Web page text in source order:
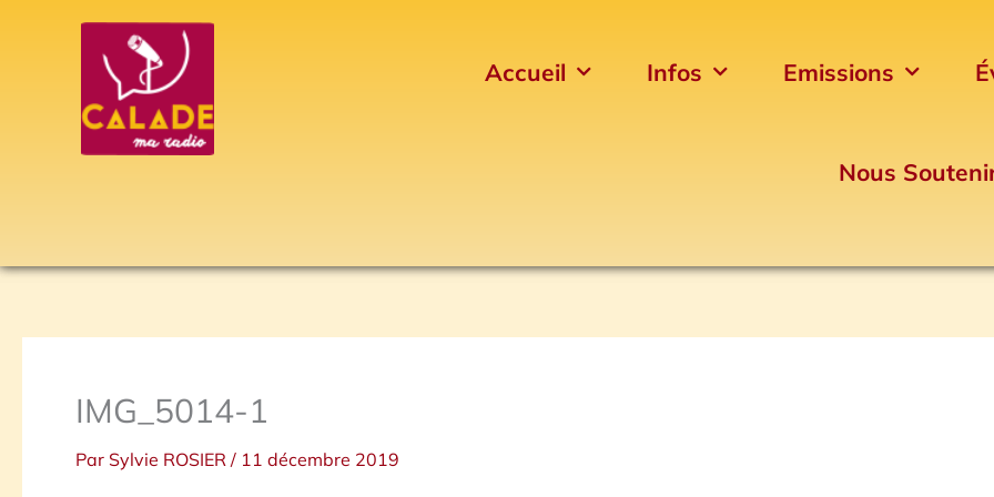
Accueil Infos Emissions
Nous
IMG_5014-1
Par Sylvie ROSIER / 11 décembre 2019